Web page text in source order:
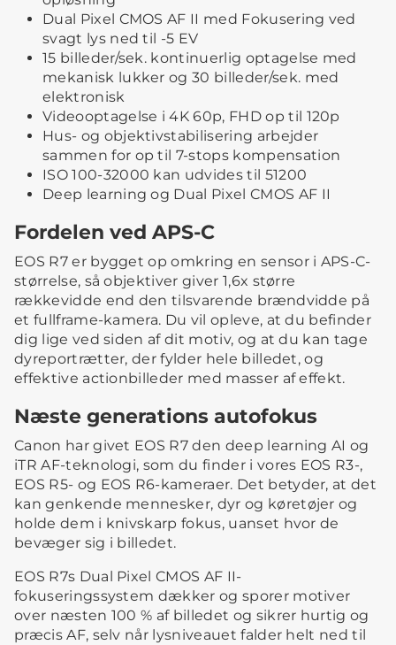
Dual Pixel CMOS AF II med Fokusering ved
svagt lys ned til -5 EV
15 billeder/sek. kontinuerlig optagelse med
mekanisk lukker og 30 billeder/sek. med
elektronisk
Videooptagelse i 4K 60p, FHD op til 120p
Hus- og objektivstabilisering arbejder
sammen for op til 7-stops kompensation
ISO 100-32000 kan udvides til 51200
Deep learning og Dual Pixel CMOS AF II
Fordelen ved APS-C
EOS R7 er bygget op omkring en sensor i APS-C-
størrelse, så objektiver giver 1,6x større
rækkevidde end den tilsvarende brændvidde på
et fullframe-kamera. Du vil opleve, at du befinder
dig lige ved siden af dit motiv, og at du kan tage
dyreportrætter, der fylder hele billedet, og
effektive actionbilleder med masser af effekt.
Næste generations autofokus
Canon har givet EOS R7 den deep learning AI og
iTR AF-teknologi, som du finder i vores EOS R3-,
EOS R5- og EOS R6-kameraer. Det betyder, at det
kan genkende mennesker, dyr og køretøjer og
holde dem i knivskarp fokus, uanset hvor de
bevæger sig i billedet.
EOS R7s Dual Pixel CMOS AF II-
fokuseringssystem dækker og sporer motiver
over næsten 100 % af billedet og sikrer hurtig og
præcis AF, selv når lysniveauet falder helt ned til